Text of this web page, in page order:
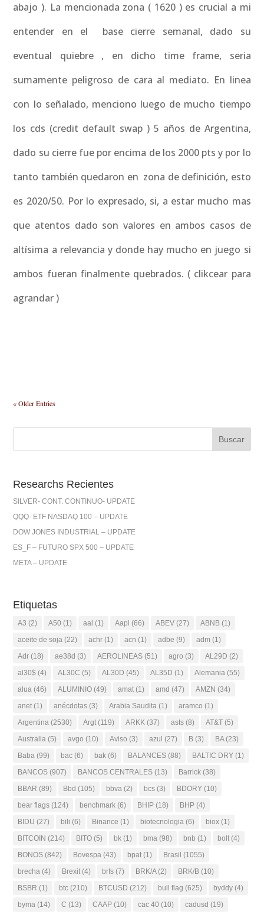
abajo ). La mencionada zona ( 1620 ) es crucial a mi
entender en el base cierre semanal, dado su
eventual quiebre , en dicho time frame, seria
sumamente peligroso de cara al mediato. En linea
con lo señalado, menciono luego de mucho tiempo
los cds (credit default swap ) 5 años de Argentina,
dado su cierre fue por encima de los 2000 pts y por lo
tanto también quedaron en zona de definición, esto
es 2020/50. Por lo expresado, si, a estar mucho mas
que atentos dado son valores en ambos casos de
altísima a relevancia y donde hay mucho en juego si
ambos fueran finalmente quebrados. ( clikcear para
agrandar )
« Older Entries
Researchs Recientes
SILVER- CONT. CONTINUO- UPDATE
QQQ- ETF NASDAQ 100 – UPDATE
DOW JONES INDUSTRIAL – UPDATE
ES_F – FUTURO SPX 500 – UPDATE
META – UPDATE
Etiquetas
A3 (2) A50 (1) aal (1) Aapl (66) ABEV (27) ABNB (1)
aceite de soja (22) achr (1) acn (1) adbe (9) adm (1)
Adr (18) ae38d (3) AEROLINEAS (51) agro (3) AL29D (2)
al30$ (4) AL30C (5) AL30D (45) AL35D (1) Alemania (55)
alua (46) ALUMINIO (49) amat (1) amd (47) AMZN (34)
anet (1) anécdotas (3) Arabia Saudita (1) aramco (1)
Argentina (2530) Argt (119) ARKK (37) asts (8) AT&T (5)
Australia (5) avgo (10) Aviso (3) azul (27) B (3) BA(23)
Baba (99) bac (6) bak (6) BALANCES (88) BALTIC DRY (1)
BANCOS (907) BANCOS CENTRALES (13) Barrick (38)
BBAR (89) Bbd (105) bbva (2) bcs (3) BDORY (10)
bear flags (124) benchmark (6) BHIP (18) BHP (4)
BIDU (27) bili (6) Binance (1) biotecnologia (6) biox (1)
BITCOIN (214) BITO (5) bk (1) bma (98) bnb (1) bolt (4)
BONOS (842) Bovespa (43) bpat (1) Brasil (1055)
brecha (4) Brexit (4) brfs (7) BRK/A(2) BRK/B (10)
BSBR (1) btc (210) BTCUSD (212) bull flag (625) byddy (4)
byma (14) C (13) CAAP (10) cac 40 (10) cadusd (19)